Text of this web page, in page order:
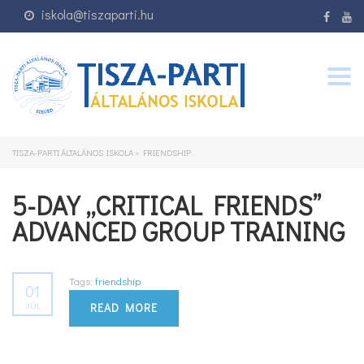
iskola@tiszaparti.hu
TISZA-PARTI ÁLTALÁNOS ISKOLA > FRIENDSHIP
5-DAY „CRITICAL FRIENDS”
ADVANCED GROUP TRAINING
01
JÚL
Tags: friendship
READ MORE